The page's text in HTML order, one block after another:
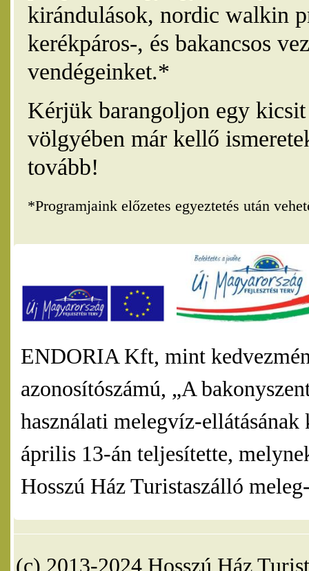
kirándulások, nordic walkin
kerékpáros-, és bakancsos
vendégeinket.*
Kérjük barangoljon egy
völgyében már kellő
tovább!
*Programjaink előzetes egyeztetés után
ENDORIA Kft, mint
azonosítószámú, „A
használati melegvíz-
április 13-án teljesítette,
Hosszú Ház Turistaszálló
(c) 2013-2024 Hosszú Ház